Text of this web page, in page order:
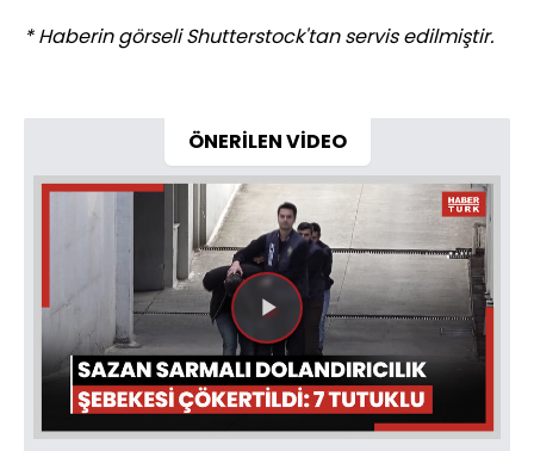
* Haberin görseli Shutterstock'tan servis edilmiştir.
ÖNERİLEN VİDEO
Videoyu
Oynat